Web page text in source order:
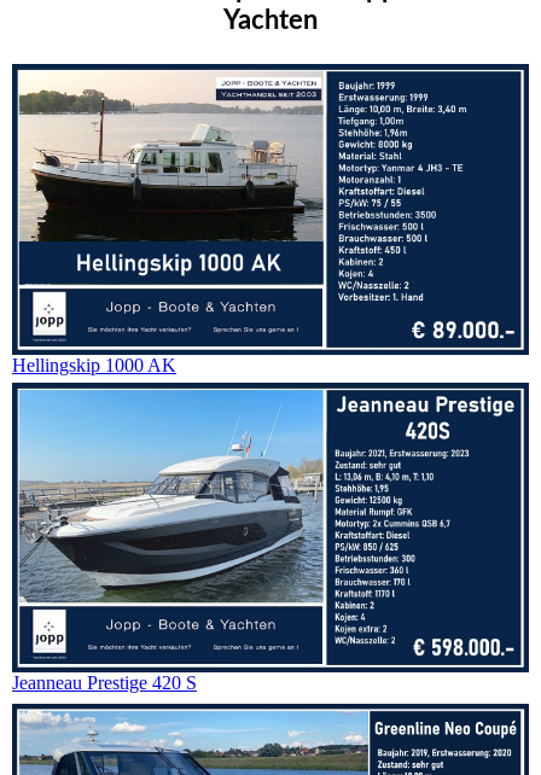
Yachten
Hellingskip 1000 AK
Jeanneau Prestige 420 S